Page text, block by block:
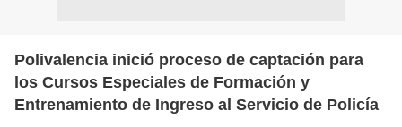
Polivalencia inició proceso de captación para
los Cursos Especiales de Formación y
Entrenamiento de Ingreso al Servicio de Policía